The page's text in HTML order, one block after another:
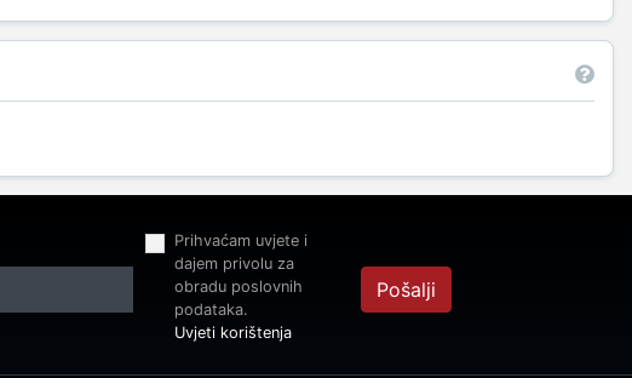
Prihvaćam uvjete i
dajem privolu za
obradu poslovnih
podataka.
Uvjeti korištenja
Pošalji